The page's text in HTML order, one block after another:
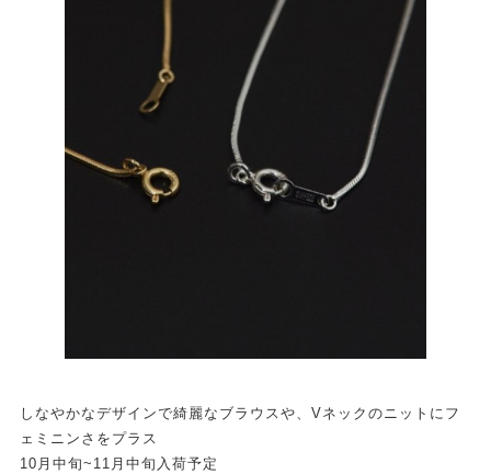
しなやかなデザインで綺麗なブラウスや、Vネックのニットにフ
ェミニンさをプラス
10月中旬~11月中旬入荷予定